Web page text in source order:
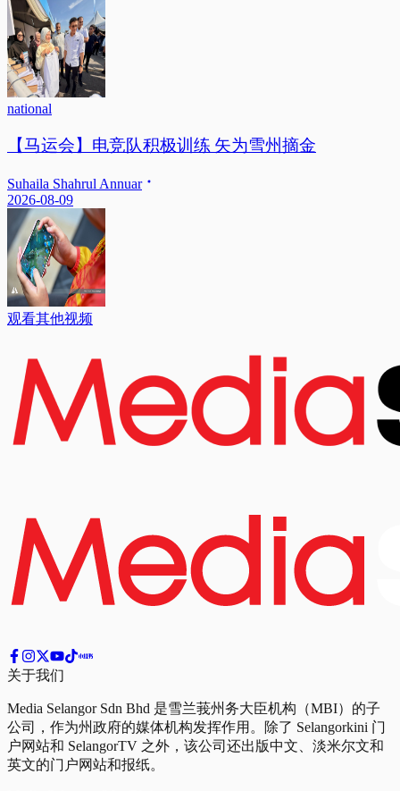
national
【马运会】电竞队积极训练 矢为雪州摘金
Suhaila Shahrul Annuar
2026-08-09
观看其他视频
关于我们
Media Selangor Sdn Bhd 是雪兰莪州务大臣机构（MBI）的子
公司，作为州政府的媒体机构发挥作用。除了 Selangorkini 门
户网站和 SelangorTV 之外，该公司还出版中文、淡米尔文和
英文的门户网站和报纸。